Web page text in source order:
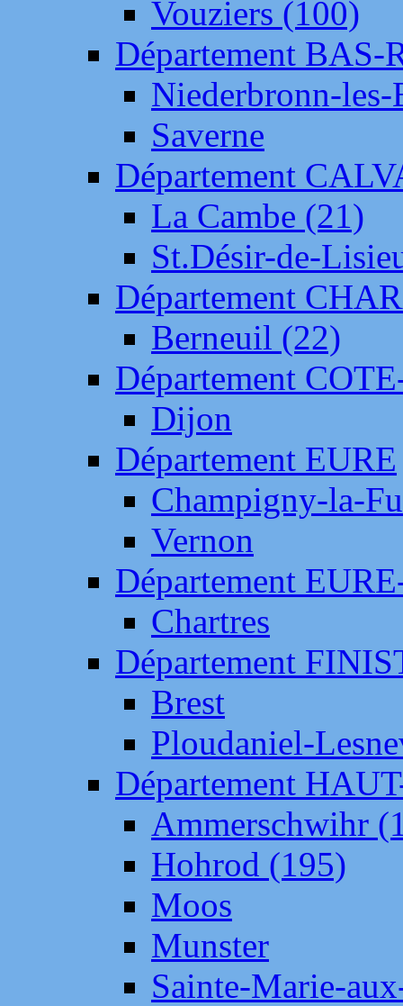
Vouziers (100)
Département BAS-
Niederbronn-
Saverne
Département
La Cambe (21)
St.Désir-de-
Département
Berneuil (22)
Département
Dijon
Département EURE
Champigny-la-
Vernon
Département
Chartres
Département
Brest
Ploudaniel-
Département
Ammerschwihr
Hohrod (195)
Moos
Munster
Sainte-Marie-